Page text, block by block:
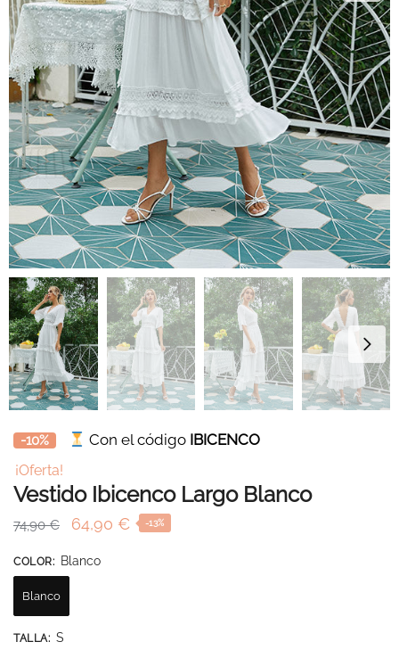
-10% Con el código IBICENCO
¡Oferta!
Vestido Ibicenco Largo Blanco
74,90€
El
original
64,90 €El
-13%
COLOR: Blanco
Blanco
TALLA: S